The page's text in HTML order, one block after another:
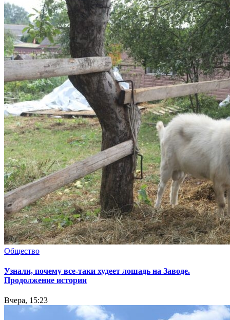
Общество
Узнали, почему все-таки худеет лошадь на Заводе.
Продолжение истории
Вчера, 15:23